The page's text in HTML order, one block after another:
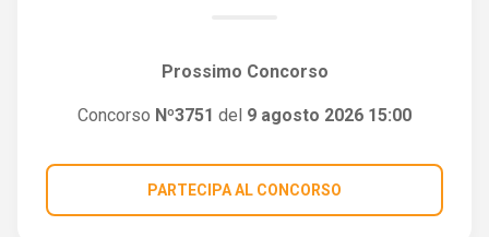
Prossimo Concorso
Concorso Nº3751 del 9 agosto 2026 15:00
PARTECIPA AL CONCORSO